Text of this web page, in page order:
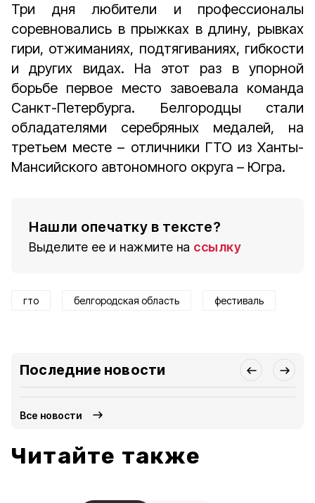
Три дня любители и профессионалы
соревновались в прыжках в длину, рывках
гири, отжиманиях, подтягиваниях, гибкости
и других видах. На этот раз в упорной
борьбе первое место завоевала команда
Санкт-Петербурга. Белгородцы стали
обладателями серебряных медалей, на
третьем месте – отличники ГТО из Ханты-
Мансийского автономного округа – Югра.
Нашли опечатку в тексте?
Выделите ее и нажмите на ссылку
гто белгородская область фестиваль
Последние новости
Все новости
Читайте также